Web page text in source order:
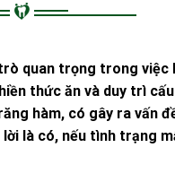
quan trọng trong việc
thức ăn và duy trì
hàm, có gây ra vấn
là có, nếu tình trạng